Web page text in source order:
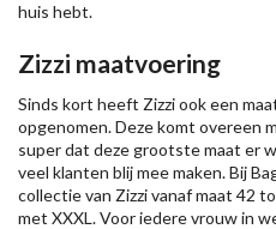
huis hebt.
Zizzi maatvoering
Sinds kort heeft Zizzi ook een
opgenomen. Deze komt overeen
super dat deze grootste maat er
veel klanten blij mee maken. Bij
collectie van Zizzi vanaf maat 42
met XXXL. Voor iedere vrouw in